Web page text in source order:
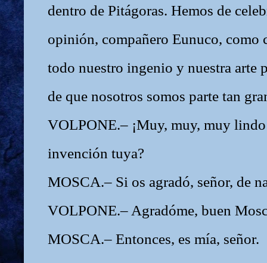
dentro de Pitágoras. Hemos de
opinión, compañero Eunuco, como
todo nuestro ingenio y nuestra arte
de que nosotros somos parte tan
VOLPONE.– ¡Muy, muy, muy
invención tuya?
MOSCA.– Si os agradó, señor, de
VOLPONE.– Agradóme, buen
MOSCA.– Entonces, es mía, señor.